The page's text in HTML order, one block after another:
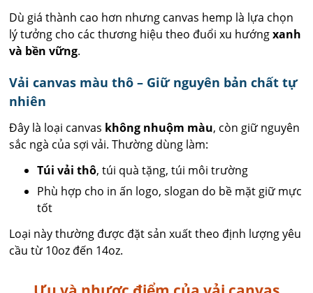
Dù giá thành cao hơn nhưng canvas hemp là lựa chọn
lý tưởng cho các thương hiệu theo đuổi xu hướngxanh
và bền vững.
Vải canvas màu thô – Giữ nguyên bản chất tự
nhiên
Đây là loại canvas không nhuộm màu, còn giữ nguyên
sắc ngà của sợi vải. Thường dùng làm:
Túi vải thô, túi quà tặng, túi môi trường
Phù hợp cho in ấn logo, slogan do bề mặt giữ mực
tốt
Loại này thường được đặt sản xuất theo định lượng yêu
cầu từ 10oz đến 14oz.